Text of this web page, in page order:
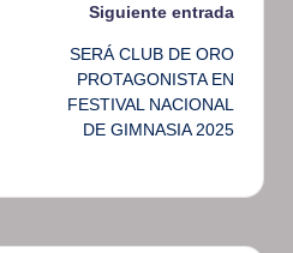
Siguiente entrada
SERÁ CLUB DE ORO
PROTAGONISTA EN
FESTIVAL NACIONAL
DE GIMNASIA 2025